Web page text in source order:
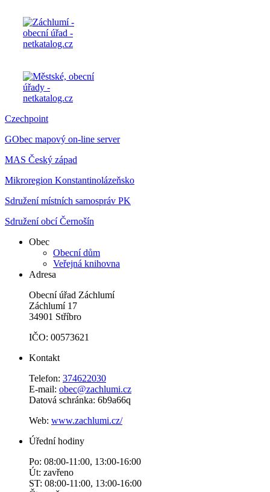
Czechpoint
GObec mapový on-line server
MAS Český západ
Mikroregion Konstantinolázeňsko
Sdružení místních samospráv PK
Sdružení obcí Černošín
Obec
Obecní dům
Veřejná knihovna
Adresa
Obecní úřad Záchlumí
Záchlumí 17
34901 Stříbro
IČO: 00573621
Kontakt
Telefon: 374622030
E-mail: obec@zachlumi.cz
Datová schránka: 6b9a66q
Web: www.zachlumi.cz/
Úřední hodiny
Po: 08:00-11:00, 13:00-16:00
Út: zavřeno
ST: 08:00-11:00, 13:00-16:00